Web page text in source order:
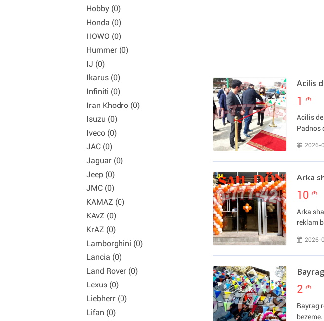
Hobby (0)
Honda (0)
HOWO (0)
Hummer (0)
IJ (0)
Ikarus (0)
Infiniti (0)
Iran Khodro (0)
Isuzu (0)
Iveco (0)
JAC (0)
Jaguar (0)
Jeep (0)
JMC (0)
KAMAZ (0)
KAvZ (0)
KrAZ (0)
Lamborghini (0)
Lancia (0)
Land Rover (0)
Lexus (0)
Liebherr (0)
Lifan (0)
Acilis
1 m
Acilis
Padnos
2026-
Arka
10 m
Arka
reklam
2026-
2 m
Bayrag